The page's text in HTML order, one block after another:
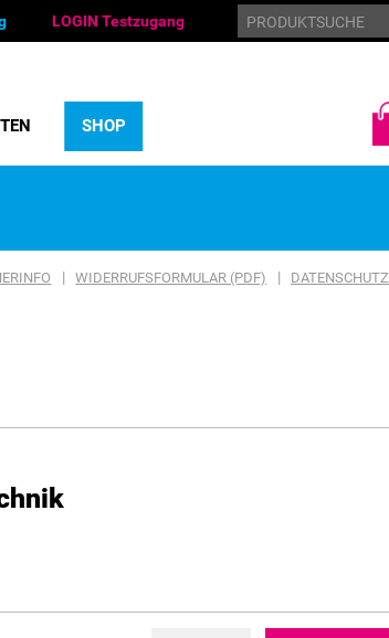
LOGIN Testzugang
SHOP
| WIDERRUFSFORMULAR (PDF) | DATENSCHUTZ